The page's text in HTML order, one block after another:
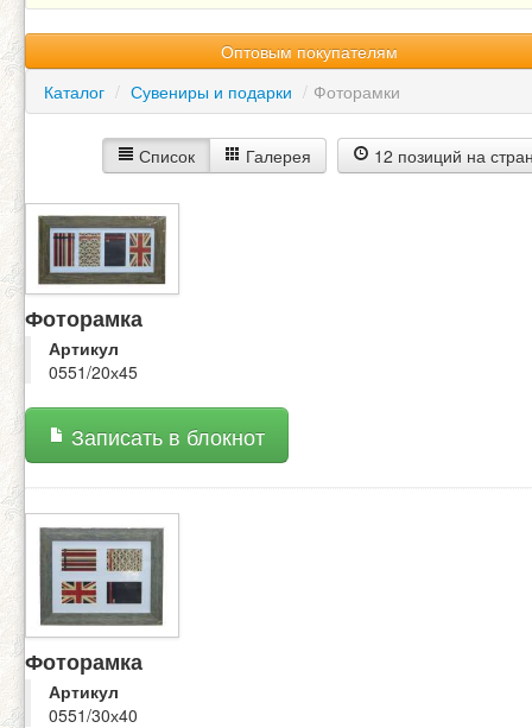
Оптовым покупателям
Каталог / Сувениры и подарки / Фоторамки
Список Галерея 12 позиций на
Фоторамка
Артикул
0551/20х45
Записать в блокнот
Фоторамка
Артикул
0551/30х40